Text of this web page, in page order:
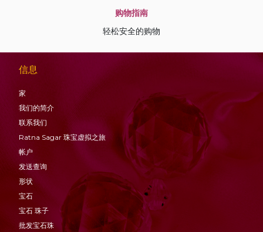
购物指南
轻松安全的购物
信息
家
我们的简介
联系我们
Ratna Sagar 珠宝虚拟之旅
帐户
发送查询
形状
宝石
宝石 珠子
批发宝石珠